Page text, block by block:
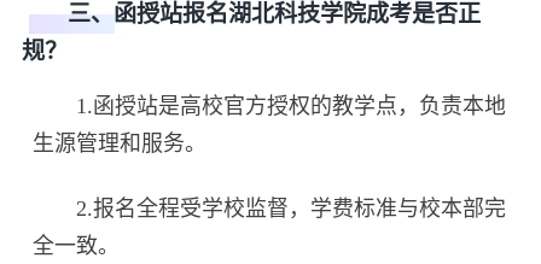
三、函授站报名湖北科技学院成考是否正
规？
1.函授站是高校官方授权的教学点，负责本地
生源管理和服务。
2.报名全程受学校监督，学费标准与校本部完
全一致。